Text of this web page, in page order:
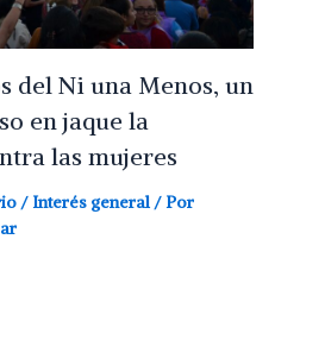
del Ni una Menos, un
en jaque la
las mujeres
/ Interés general/ Por